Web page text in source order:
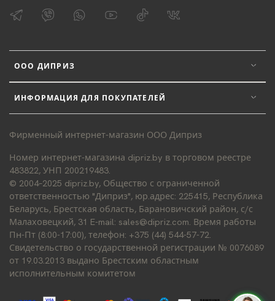
ООО ДИПРИЗ
ИНФОРМАЦИЯ ДЛЯ ПОКУПАТЕЛЕЙ
Фирменный интернет-магазин ООО Диприз
Номер интернет-магазина dipriz.by в торговом реестре
483822, УНП 200219483.
© 2004–2025 dipriz.by, Общество с ограниченной
ответственностью "Диприз", юр.адрес: 225415, Республика
Беларусь, Брестская область, Барановичский район, с/с
Малаховецкий, 31 E-mail: sales@dipriz.com. Время работы
Пн-Пт (8:00-17:00), телефон: +375 (44) 544-57-72.
Свидетельство о государственной регистрации № 0076089
от 19.03.2013 выдано Брестским областным
исполнительным комитетом